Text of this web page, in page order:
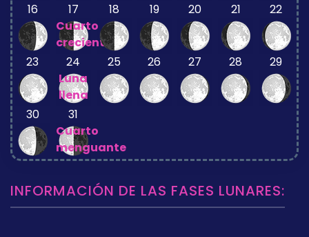
16
17
Cuarto
creciente
18 19 20 21 22
23
24
Luna
llena
25 26 27 28 29
30
31
Cuarto
menguante
INFORMACIÓN DE LAS FASES LUNARES: